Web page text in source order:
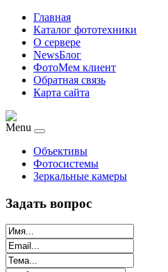
Главная
Каталог фототехники
О сервере
NewsБлог
ФотоМем клиент
Обратная связь
Карта сайта
Menu
Объективы
Фотосистемы
Зеркальные камеры
Задать вопрос